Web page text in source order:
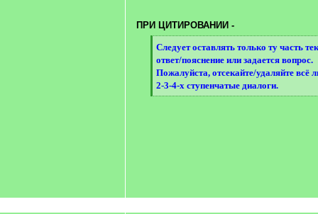
q
]
ПРИ ЦИТИРОВАНИИ -
[
q
]
Следует оставлять только ту часть
ответ/пояснение или задается вопрос.
Пожалуйста, отсекайте/удаляйте всё
2-3-4-х ступенчатые диалоги.
[